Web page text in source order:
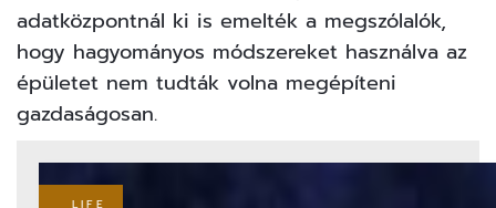
adatközpontnál ki is emelték a megszólalók,
hogy hagyományos módszereket használva az
épületet nem tudták volna megépíteni
gazdaságosan.
LIFE